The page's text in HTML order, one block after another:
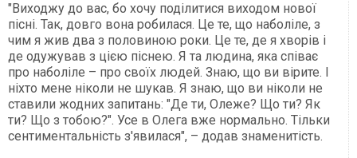
"Виходжу до вас, бо хочу поділитися виходом нової
пісні. Так, довго вона робилася. Це те, що наболіле, з
чим я жив два з половиною роки. Це те, де я хворів і
де одужував з цією піснею. Я та людина, яка співає
про наболіле – про своїх людей. Знаю, що ви вірите. І
ніхто мене ніколи не шукав. Я знаю, що ви ніколи не
ставили жодних запитань: "Де ти, Олеже? Що ти? Як
ти? Що з тобою?". Усе в Олега вже нормально. Тільки
сентиментальність з'явилася", – додав знаменитість.